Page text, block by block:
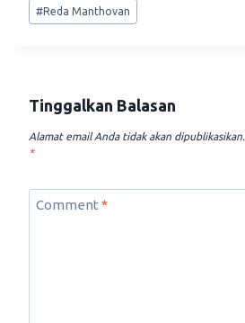
#Reda Manthovan
Tinggalkan Balasan
Alamat email Anda tidak akan dipublikasikan.
*
Comment *